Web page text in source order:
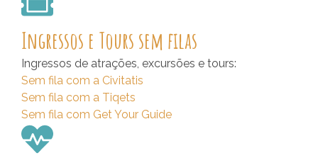
Ingressos e Tours sem filas
Ingressos de atrações, excursões e tours:
Sem fila com a Civitatis
Sem fila com a Tiqets
Sem fila com Get Your Guide